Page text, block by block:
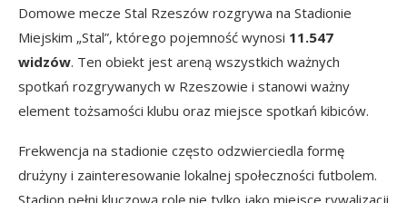
Domowe mecze Stal Rzeszów rozgrywa na Stadionie
Miejskim „Stal”, którego pojemność wynosi 11.547
widzów. Ten obiekt jest areną wszystkich ważnych
spotkań rozgrywanych w Rzeszowie i stanowi ważny
element tożsamości klubu oraz miejsce spotkań kibiców.
Frekwencja na stadionie często odzwierciedla formę
drużyny i zainteresowanie lokalnej społeczności futbolem.